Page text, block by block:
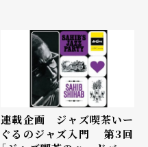
連載企画 ジャズ喫茶いー
ぐるのジャズ入門 第3回